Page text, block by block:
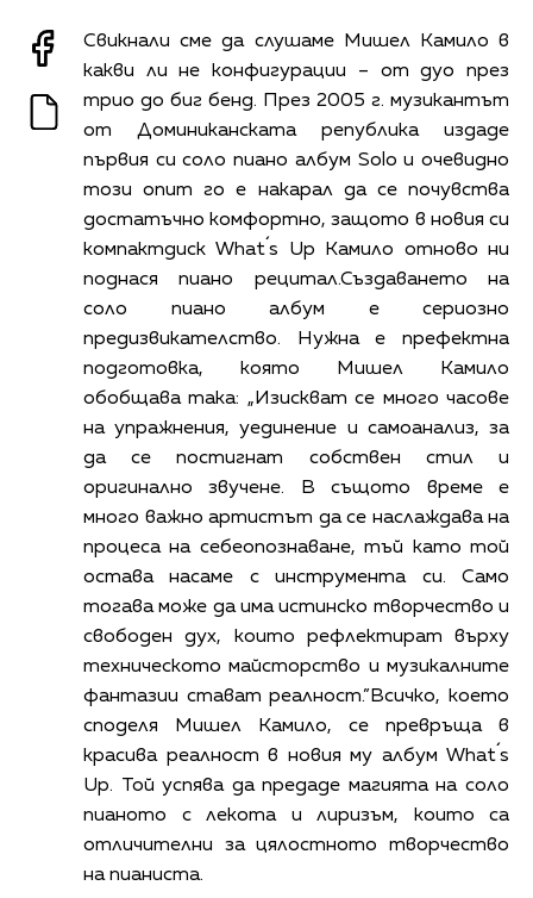
Свикнали сме да слушаме Мишел Камило в
какви ли не конфигурации – от дуо през
трио до биг бенд. През 2005 г. музикантът
от Доминиканската република издаде
първия си соло пиано албум Solo и очевидно
този опит го е накарал да се почувства
достатъчно комфортно, защото в новия си
компактдиск What´s Up Камило отново ни
поднася пиано рецитал.Създаването на
соло пиано албум е сериозно
предизвикателство. Нужна е префектна
подготовка, която Мишел Камило
обобщава така: „Изискват се много часове
на упражнения, уединение и самоанализ, за
да се постигнат собствен стил и
оригинално звучене. В същото време е
много важно артистът да се наслаждава на
процеса на себеопознаване, тъй като той
остава насаме с инструмента си. Само
тогава може да има истинско творчество и
свободен дух, които рефлектират върху
техническото майсторство и музикалните
фантазии стават реалност.”Всичко, което
споделя Мишел Камило, се превръща в
красива реалност в новия му албум What´s
Up. Той успява да предаде магията на соло
пианото с лекота и лиризъм, които са
отличителни за цялостното творчество
на пианиста.